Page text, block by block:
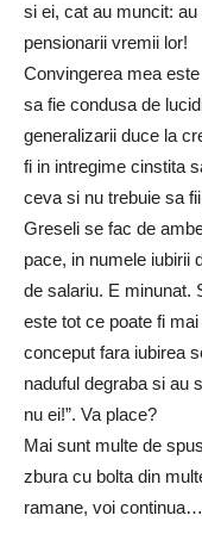
si ei, cat au muncit:
pensionarii vremii lor!
Convingerea mea
sa fie condusa de
generalizarii duce la
fi in intregime cinstita
ceva si nu trebuie sa
Greseli se fac de
pace, in numele iubirii
de salariu. E minunat.
este tot ce poate fi
conceput fara iubirea
naduful degraba si au
nu ei!”. Va place?
Mai sunt multe de
zbura cu bolta din
ramane, voi continua…